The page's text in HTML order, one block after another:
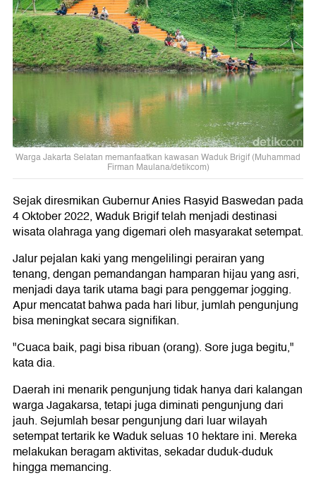
Warga Jakarta Selatan memanfaatkan kawasan Waduk Brigif (Muhammad
Firman Maulana/detikcom)
Sejak diresmikan Gubernur Anies Rasyid Baswedan pada
4 Oktober 2022, Waduk Brigif telah menjadi destinasi
wisata olahraga yang digemari oleh masyarakat setempat.
Jalur pejalan kaki yang mengelilingi perairan yang
tenang, dengan pemandangan hamparan hijau yang asri,
menjadi daya tarik utama bagi para penggemar jogging.
Apur mencatat bahwa pada hari libur, jumlah pengunjung
bisa meningkat secara signifikan.
"Cuaca baik, pagi bisa ribuan (orang). Sore juga begitu,"
kata dia.
Daerah ini menarik pengunjung tidak hanya dari kalangan
warga Jagakarsa, tetapi juga diminati pengunjung dari
jauh. Sejumlah besar pengunjung dari luar wilayah
setempat tertarik ke Waduk seluas 10 hektare ini. Mereka
melakukan beragam aktivitas, sekadar duduk-duduk
hingga memancing.